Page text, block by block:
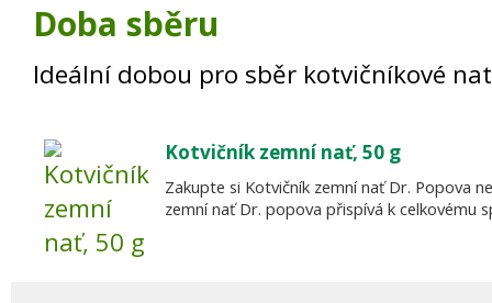
Doba sběru
Ideální dobou pro sběr kotvičníkové
Kotvičník zemní nať, 50 g
Zakupte si Kotvičník zemní nať Dr. Popova
zemní nať Dr. popova přispívá k celkovému